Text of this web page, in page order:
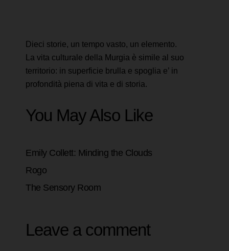
Dieci storie, un tempo vasto, un elemento.
La vita culturale della Murgia è simile al suo
territorio: in superficie brulla e spoglia e’ in
profondità piena di vita e di storia.
You May Also Like
Emily Collett: Minding the Clouds
Rogo
The Sensory Room
Leave a comment